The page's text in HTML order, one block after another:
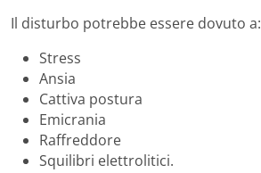
Il disturbo potrebbe essere dovuto a:
Stress
Ansia
Cattiva postura
Emicrania
Raffreddore
Squilibri elettrolitici.